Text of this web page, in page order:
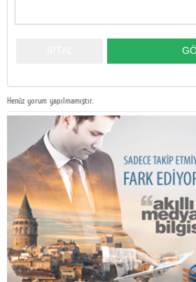
Henüz yorum yapılmamıştır.